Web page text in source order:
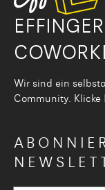
Wir sind ein
Community. Klicke